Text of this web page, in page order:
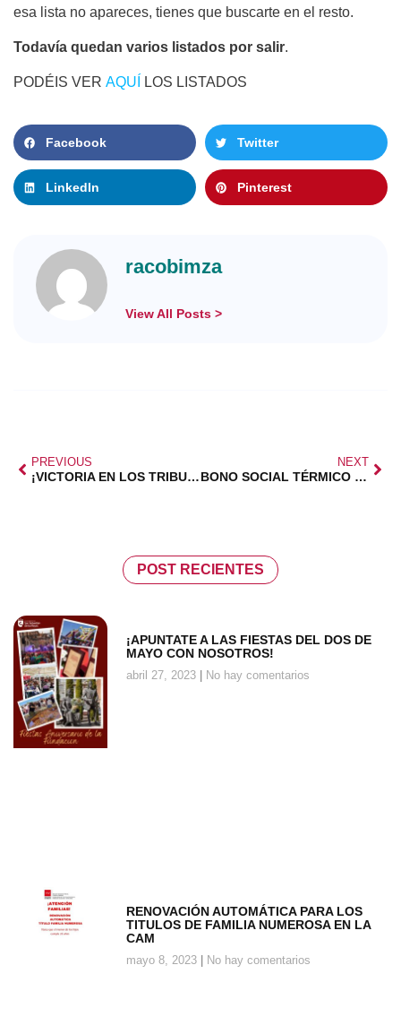
esa lista no apareces, tienes que buscarte en el resto.
Todavía quedan varios listados por salir.
PODÉIS VER AQUÍ LOS LISTADOS
Facebook Twitter
LinkedIn Pinterest
racobimza
View All Posts >
PREVIOUS
¡VICTORIA EN LOS TRIBUNALES! : SENTENCIA A NUESTRO FAVOR
NEXT
BONO SOCIAL TÉRMICO 2022 Y RENTA
POST RECIENTES
¡APUNTATE A LAS FIESTAS DEL DOS DE
MAYO CON NOSOTROS!
abril 27, 2023 No hay comentarios
RENOVACIÓN AUTOMÁTICA PARA LOS
TITULOS DE FAMILIA NUMEROSA EN LA
CAM
mayo 8, 2023 No hay comentarios